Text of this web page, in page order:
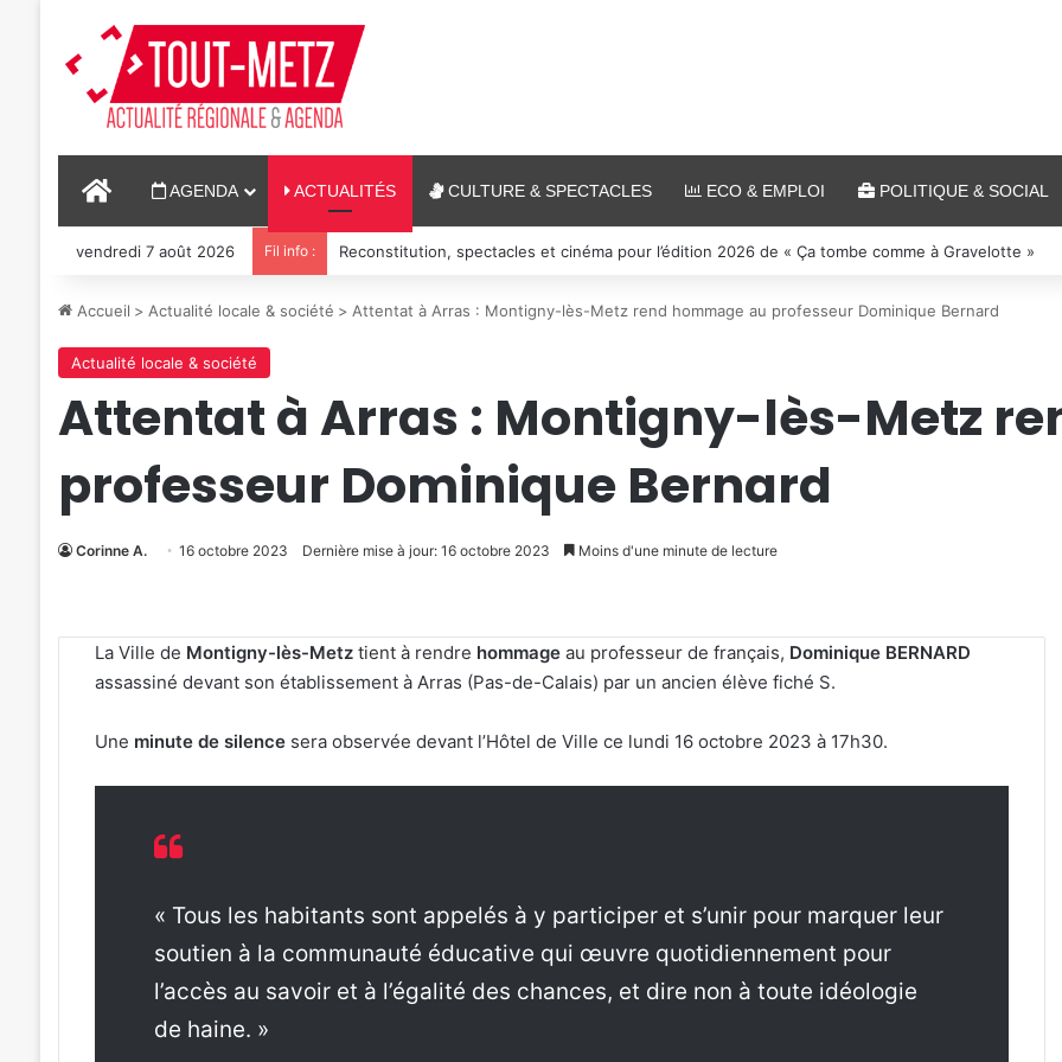
ACCUEILAGENDA ACTUALITÉS CULTURE & SPECTACLES ECO & EMPLOI POLITIQUE & SOCIAL
vendredi 7 août 2026 Fil info : Reconstitution, spectacles et cinéma pour l’édition 2026 de « Ça tombe comme à Gravelotte »
Accueil > Actualité locale & société > Attentat à Arras : Montigny-lès-Metz rend hommage au professeur Dominique Bernard
Actualité locale & société
Attentat à Arras : Montigny-lès-Metz
professeur Dominique Bernard
Corinne A. 16 octobre 2023 Dernière mise à jour: 16 octobre 2023 Moins d'une minute de lecture
La Ville de Montigny-lès-Metztient à rendre hommage au professeur de français, Dominique BERNARD
assassiné devant son établissement à Arras (Pas-de-Calais) par un ancien élève fiché S.
Une minute de silencesera observée devant l’Hôtel de Ville ce lundi 16 octobre 2023 à 17h30.
« Tous les habitants sont appelés à y participer et s’unir pour marquer leur
soutien à la communauté éducative qui œuvre quotidiennement pour
l’accès au savoir et à l’égalité des chances, et dire non à toute idéologie
de haine. »